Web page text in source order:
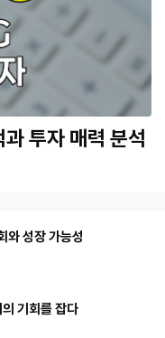
투자 매력 분석
와 성장 가능성
기회를 잡다